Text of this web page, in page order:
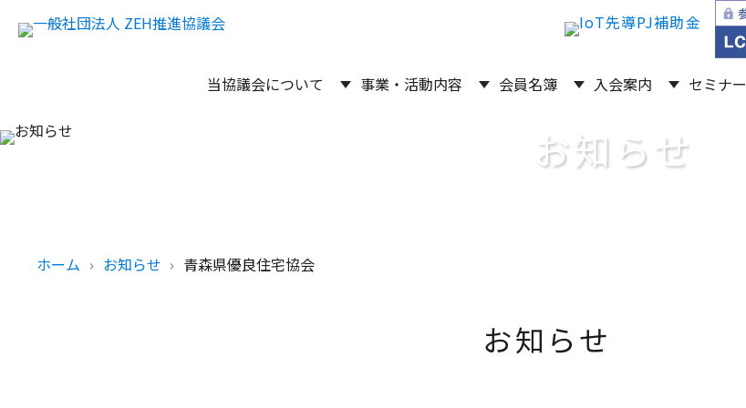
当協議会について 事業・活動内容 会員名簿 入会案内 セミナー
お知らせ
ホーム お知らせ 青森県優良住宅協会
お知らせ